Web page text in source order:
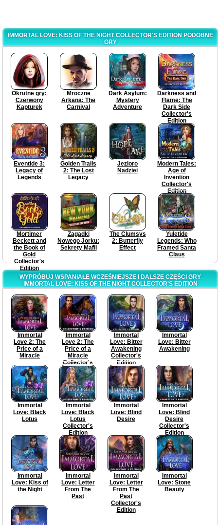
IMMORTAL LOVE: KISS OF THE NIGHT COLLECTOR'S EDITION PODOBNE
GRY
Okrutne gry:
Czerwony
Kapturek
Mroczne
Arkana: The
Carnival
Dark Asylum:
Mystery
Adventure
Darkness and
Flame: The
Dark Side
Collector's
Edition
Eventide 3:
Legacy of
Legends
Golden Trails
2: The Lost
Legacy
Jezioro
Nadziei
Modern Tales:
Age of
Invention
Collector's
Edition
Mortimer
Beckett and
the Book of
Gold
Collector's
Edition
Zagadki
Nowego Jorku:
Sekrety Mafii
The Clumsys
2: Butterfly
Effect
Yuletide
Legends: Who
Framed Santa
Claus
WYPRÓBUJ WSPANIAŁE WCZEŚNIEJSZE I DALSZE CZĘŚCI GRY
IMMORTAL LOVE: KISS OF THE NIGHT COLLECTOR'S EDITION
Immortal
Love 2: The
Price of a
Miracle
Immortal
Love 2: The
Price of a
Miracle
Collector's
Edition
Immortal
Love: Bitter
Awakening
Collector's
Edition
Immortal
Love: Bitter
Awakening
Immortal
Love: Black
Lotus
Immortal
Love: Black
Lotus
Collector's
Edition
Immortal
Love: Blind
Desire
Immortal
Love: Blind
Desire
Collector's
Edition
Immortal
Love: Kiss of
the Night
Immortal
Love: Letter
From The
Past
Immortal
Love: Letter
From The
Past
Collector's
Edition
Immortal
Love: Stone
Beauty